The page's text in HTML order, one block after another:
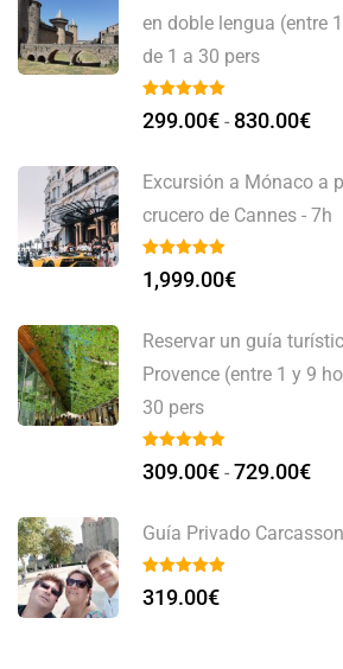
en doble lengua (entre
de 1 a 30 pers
299.00€ - 830.00€
Excursión a Mónaco a
crucero de Cannes - 7h
1,999.00€
Reservar un guía
Provence (entre 1 y 9
30 pers
309.00€ - 729.00€
Guía Privado
319.00€